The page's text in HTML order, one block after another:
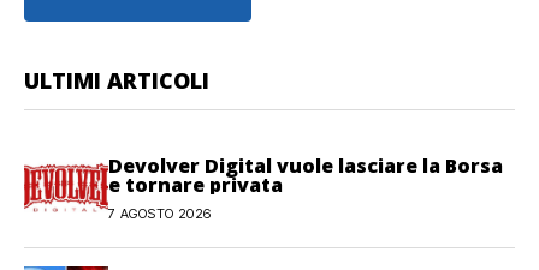
ULTIMI ARTICOLI
Devolver Digital vuole lasciare la Borsa
e tornare privata
7 AGOSTO 2026